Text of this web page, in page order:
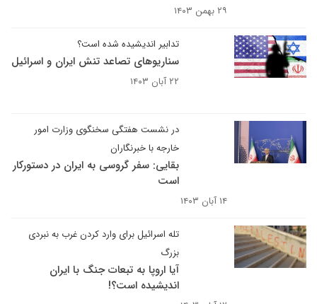
۲۹ بهمن ۱۴۰۳
تدابیر اندیشیده شده است؟
سناریوهای تصاعد تنش ایران و اسرائیل
۲۲ آبان ۱۴۰۳
در نشست هفتگی سخنگوی وزارت امور
خارجه با خبرنگاران
بقایی: سفر گروسی به ایران در دستورکار
است
۱۴ آبان ۱۴۰۳
تله اسرائیل برای وارد کردن غرب به نبردی
بزرگ
آیا اروپا به تبعات جنگ با ایران
اندیشیده است؟!